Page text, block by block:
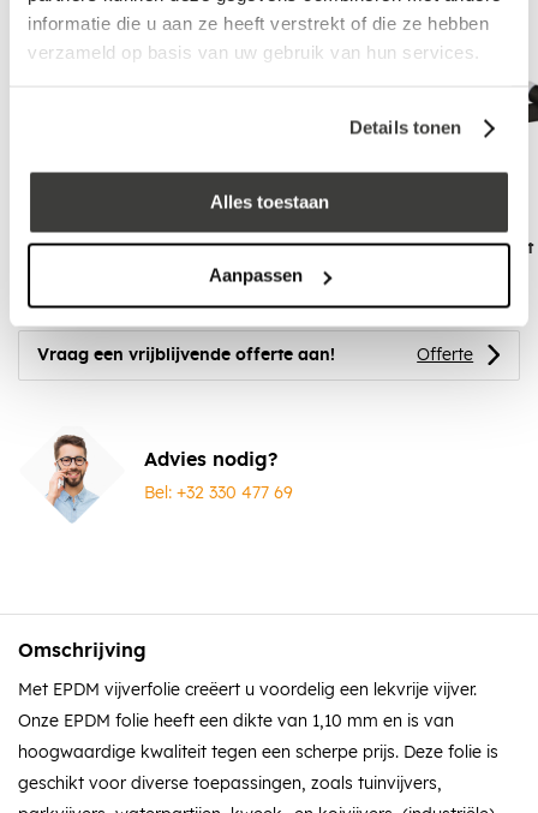
informatie die u aan ze heeft verstrekt of die ze hebben
verzameld op basis van uw gebruik van hun services.
Details tonen
Alles toestaan
Aanpassen
EPDM Schaar - RVS x 250 mm EPDM markeerkrijt
Vraag een vrijblijvende offerte aan! Offerte
Advies nodig?
Bel: +32 330 477 69
Omschrijving
Met EPDM vijverfolie creëert u voordelig een lekvrije vijver.
Onze EPDM folie heeft een dikte van 1,10 mm en is van
hoogwaardige kwaliteit tegen een scherpe prijs. Deze folie is
geschikt voor diverse toepassingen, zoals tuinvijvers,